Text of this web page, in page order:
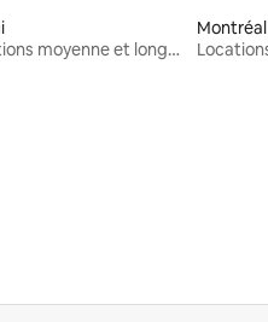
Locations moyenne et longue durée
Montréal